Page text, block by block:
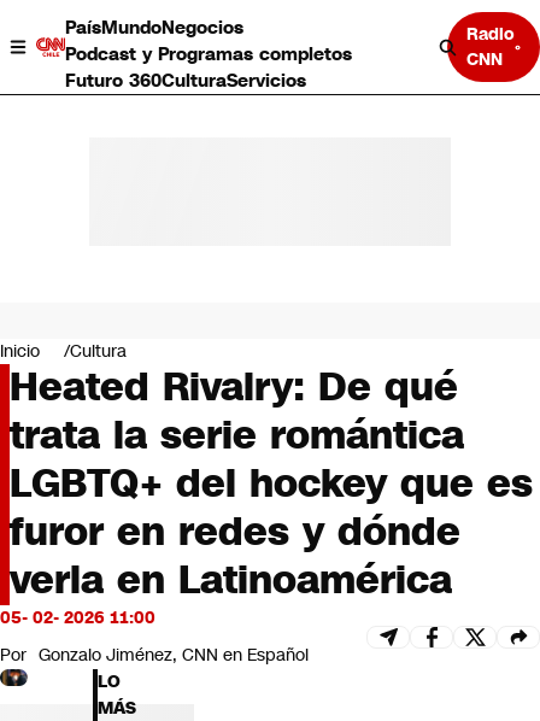
PaísMundoNegocios
Podcast y Programas completos
Futuro 360CulturaServicios
Radio
CNN
Negocios
Deportes
Programas completos
Cultura
Servicios
Bits
CNN tiempo
Futuro 360
Opinión
Inicio Cultura
Heated Rivalry: De qué
trata la serie romántica
LGBTQ+ del hockey que es
furor en redes y dónde
verla en Latinoamérica
05- 02- 2026 11:00
Por Gonzalo Jiménez, CNN en Español
LO
MÁS